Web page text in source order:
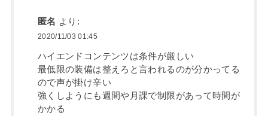
匿名 より:
2020/11/03 01:45
ハイエンドコンテンツは条件が厳しい
最低限の装備は整えろと言われるのが分かってる
ので声が掛け辛い
強くしようにも週間や月課で制限があって時間が
かかる